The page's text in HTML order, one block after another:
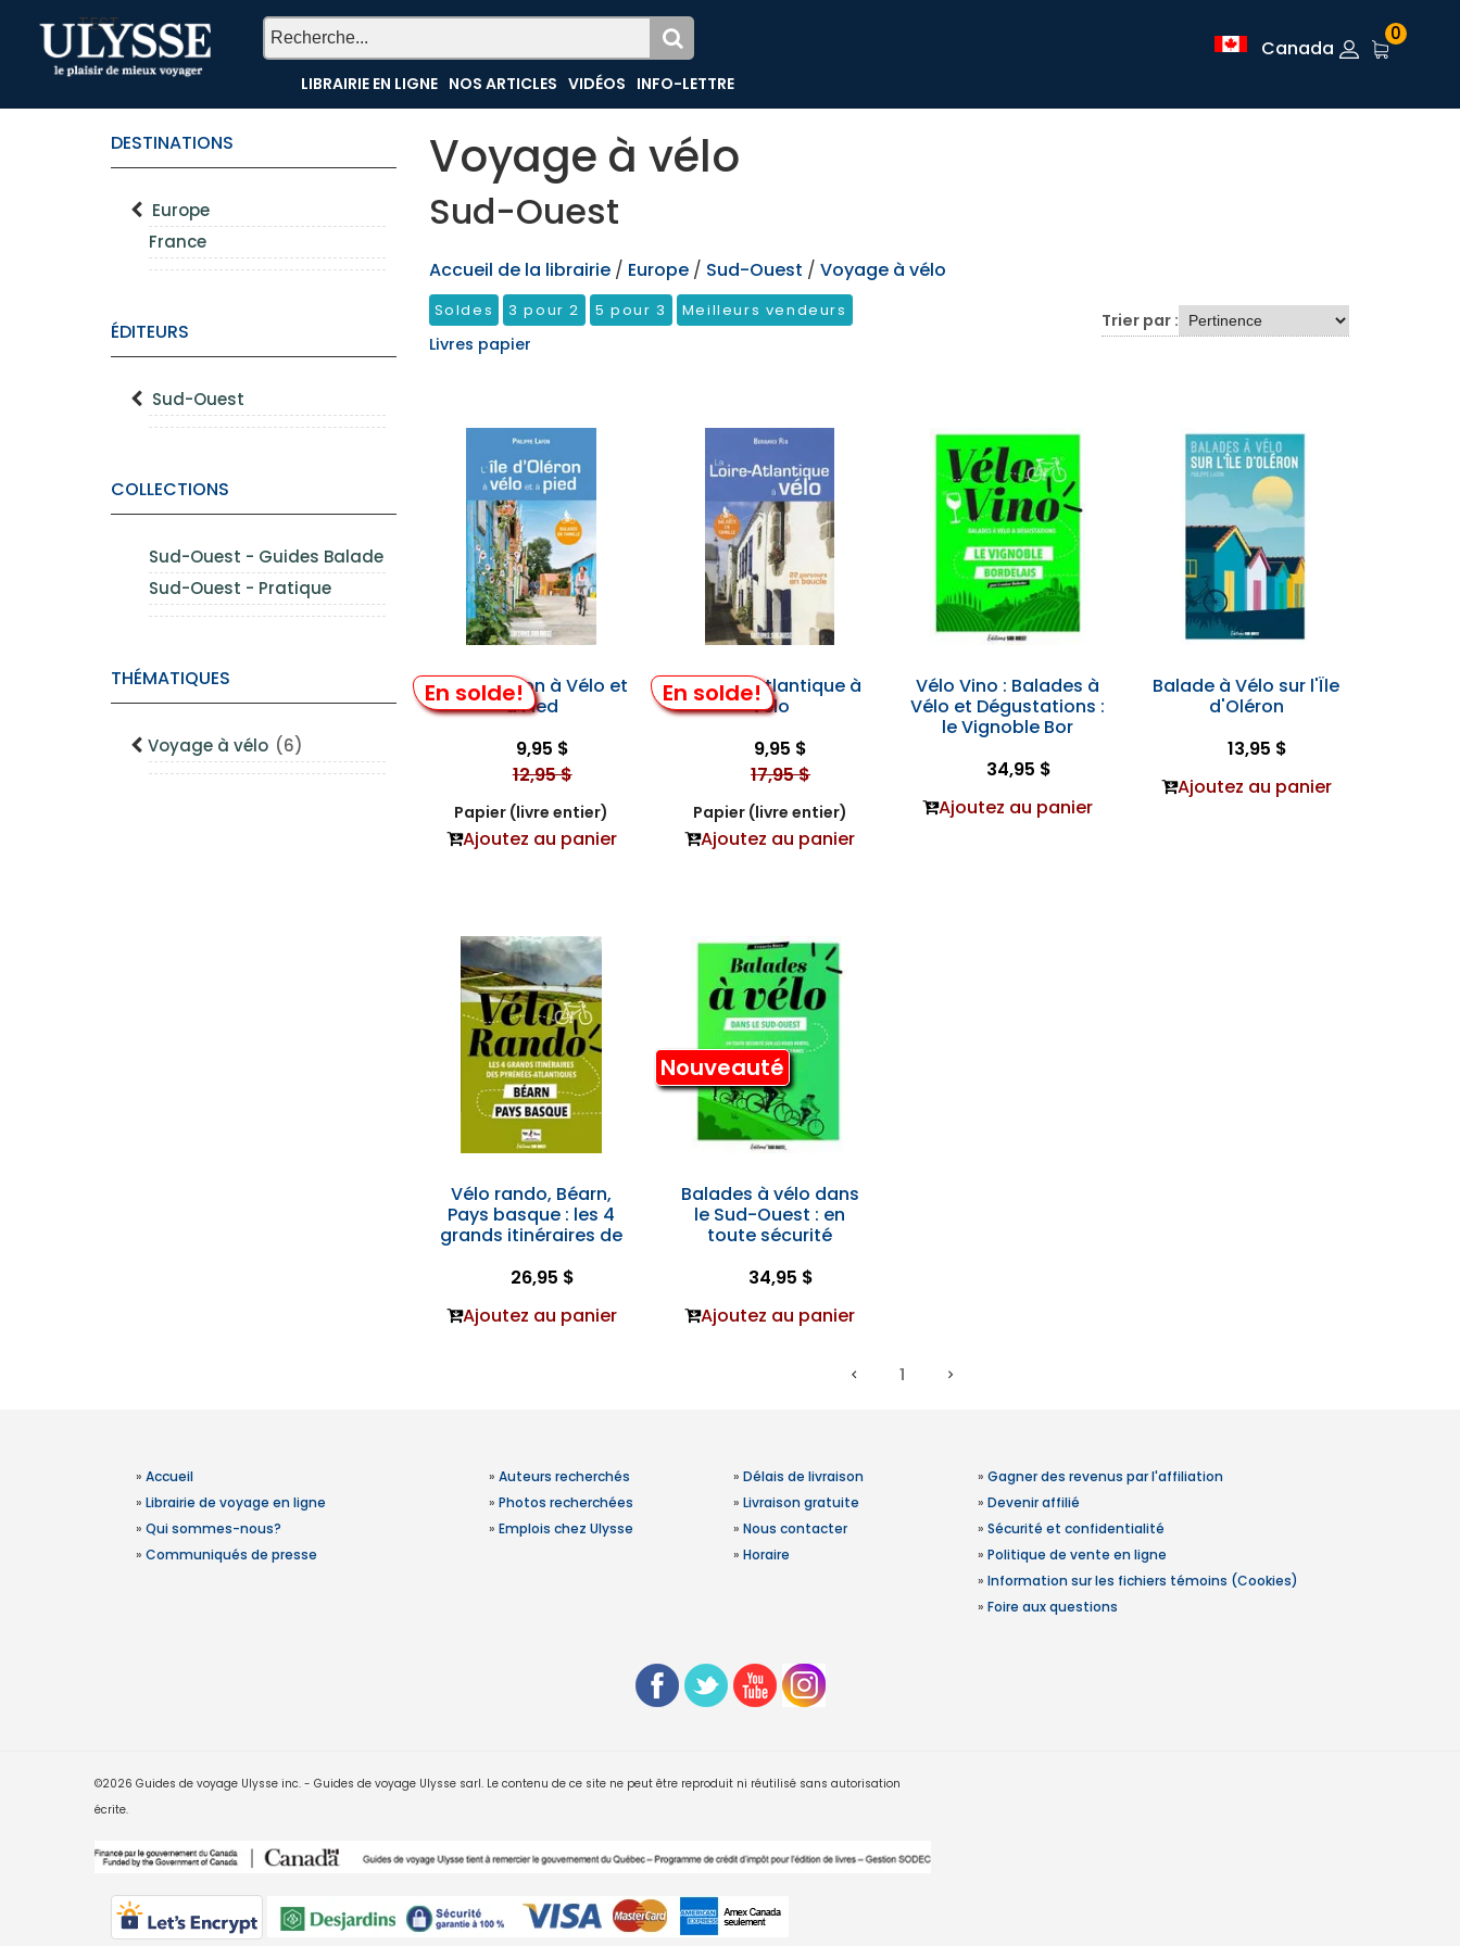
TEST
LIBRAIRIE EN LIGNE NOS ARTICLES VIDÉOS INFO-LETTRE
Canada
0
DESTINATIONS
Europe
France
ÉDITEURS
Sud-Ouest
COLLECTIONS
Sud-Ouest - Guides Balade
Sud-Ouest - Pratique
THÉMATIQUES
Voyage à vélo (6)
Voyage à vélo
Sud-Ouest
Accueil de la librairie / Europe / Sud-Ouest / Voyage à vélo
Soldes 3 pour 2 5 pour 3 Meilleurs vendeurs
Livres papier
Trier par :
En solde!
L’île D’oléron à Vélo et
à Pied
9,95 $
12,95 $
Papier (livre entier)
Ajoutez au panier
En solde!
La Loire-Atlantique à
Vélo
9,95 $
17,95 $
Papier (livre entier)
Ajoutez au panier
Vélo Vino : Balades à
Vélo et Dégustations :
le Vignoble Bor
34,95 $
Ajoutez au panier
Balade à Vélo sur l'Ïle
d'Oléron
13,95 $
Ajoutez au panier
Vélo rando, Béarn,
Pays basque : les 4
grands itinéraires de
26,95 $
Ajoutez au panier
Nouveauté
Balades à vélo dans
le Sud-Ouest : en
toute sécurité
34,95 $
Ajoutez au panier
1
» Accueil
» Librairie de voyage en ligne
» Qui sommes-nous?
» Communiqués de presse
» Auteurs recherchés
» Photos recherchées
» Emplois chez Ulysse
» Délais de livraison
» Livraison gratuite
» Nous contacter
» Horaire
» Gagner des revenus par l'affiliation
» Devenir affilié
» Sécurité et confidentialité
» Politique de vente en ligne
» Information sur les fichiers témoins (Cookies)
» Foire aux questions
©2026 Guides de voyage Ulysse inc. - Guides de voyage Ulysse sarl. Le contenu de ce site ne peut être reproduit ni réutilisé sans autorisation
écrite.